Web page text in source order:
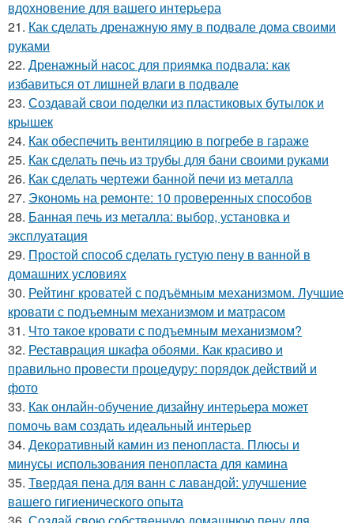
вдохновение для вашего интерьера
21. Как сделать дренажную яму в подвале дома своими
руками
22. Дренажный насос для приямка подвала: как
избавиться от лишней влаги в подвале
23. Создавай свои поделки из пластиковых бутылок и
крышек
24. Как обеспечить вентиляцию в погребе в гараже
25. Как сделать печь из трубы для бани своими руками
26. Как сделать чертежи банной печи из металла
27. Экономь на ремонте: 10 проверенных способов
28. Банная печь из металла: выбор, установка и
эксплуатация
29. Простой способ сделать густую пену в ванной в
домашних условиях
30. Рейтинг кроватей с подъёмным механизмом. Лучшие
кровати с подъемным механизмом и матрасом
31. Что такое кровати с подъемным механизмом?
32. Реставрация шкафа обоями. Как красиво и
правильно провести процедуру: порядок действий и
фото
33. Как онлайн-обучение дизайну интерьера может
помочь вам создать идеальный интерьер
34. Декоративный камин из пенопласта. Плюсы и
минусы использования пенопласта для камина
35. Твердая пена для ванн с лавандой: улучшение
вашего гигиенического опыта